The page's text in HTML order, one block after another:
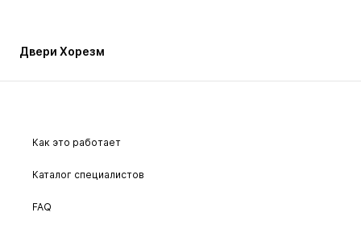
Двери Хорезм
Как это работает
Каталог специалистов
FAQ